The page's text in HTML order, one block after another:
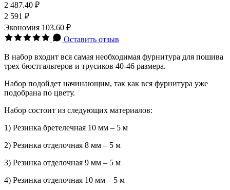
2 487.40 ₽
2 591 ₽
Экономия 103.60 ₽
Оставить отзыв
В набор входит вся самая необходимая фурнитура для пошива
трех бюстгальтеров и трусиков 40-46 размера.
Набор подойдет начинающим, так как вся фурнитура уже
подобрана по цвету.
Набор состоит из следующих материалов:
1) Резинка бретелечная 10 мм – 5 м
2) Резинка отделочная 8 мм – 5 м
3) Резинка отделочная 9 мм – 5 м
4) Резинка отделочная 10 мм – 5 м